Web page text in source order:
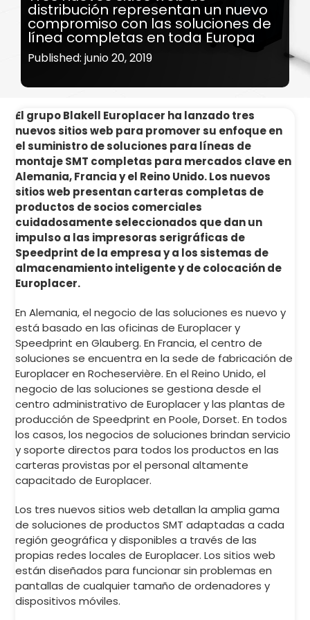
distribución representan un nuevo
compromiso con las soluciones de
línea completas en toda Europa
Published: junio 20, 2019
El grupo Blakell Europlacer ha lanzado tres
nuevos sitios web para promover su enfoque en
el suministro de soluciones para líneas de
montaje SMT completas para mercados clave en
Alemania, Francia y el Reino Unido. Los nuevos
sitios web presentan carteras completas de
productos de socios comerciales
cuidadosamente seleccionados que dan un
impulso a las impresoras serigráficas de
Speedprint de la empresa y a los sistemas de
almacenamiento inteligente y de colocación de
Europlacer.
En Alemania, el negocio de las soluciones es nuevo y
está basado en las oficinas de Europlacer y
Speedprint en Glauberg. En Francia, el centro de
soluciones se encuentra en la sede de fabricación de
Europlacer en Rocheservière. En el Reino Unido, el
negocio de las soluciones se gestiona desde el
centro administrativo de Europlacer y las plantas de
producción de Speedprint en Poole, Dorset. En todos
los casos, los negocios de soluciones brindan servicio
y soporte directos para todos los productos en las
carteras provistas por el personal altamente
capacitado de Europlacer.
Los tres nuevos sitios web detallan la amplia gama
de soluciones de productos SMT adaptadas a cada
región geográfica y disponibles a través de las
propias redes locales de Europlacer. Los sitios web
están diseñados para funcionar sin problemas en
pantallas de cualquier tamaño de ordenadores y
dispositivos móviles.